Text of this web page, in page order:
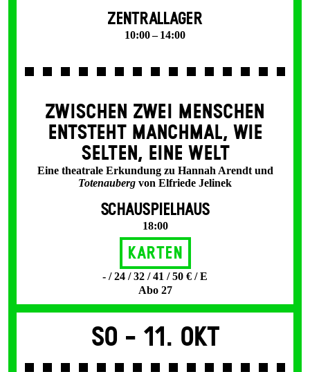
ZENTRALLAGER
10:00 – 14:00
ZWISCHEN ZWEI MENSCHEN
ENT­STEHT MANCH­MAL, WIE
SELTEN, EINE WELT
Eine theatrale Erkundung zu Hannah Arendt und
Totenauberg von Elfriede Jelinek
SCHAUSPIELHAUS
18:00
Karten
- / 24 / 32 / 41 / 50 € / E
Abo 27
So - 11. Okt